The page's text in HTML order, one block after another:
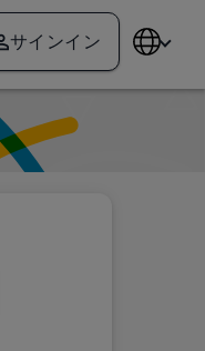
サインイン